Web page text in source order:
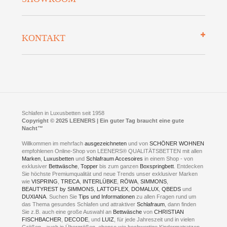
Datenschutz
Preisgarantie
Presse
Jobs
Fotoalbum
Kontakt
KONTAKT
Neuer Showroom für unsere Onlineartikel.
Kontakt via:WhatsApp
Kontakt via:eMail
mögliche Zeiten für eine Showroom Terminreservierung
MO und DI geschlossen
MI - FR 11 bis 17 Uhr
SA 11 bis 15 Uhr
Schlafen in Luxusbetten seit 1958
Copyright © 2025 LEENERS | Ein guter Tag braucht eine gute
Nacht™
Willkommen im mehrfachausgezeichnetenund vonSCHÖNER WOHNEN
empfohlenen Online-Shop von LEENERS® QUALITÄTSBETTEN mit allen
Marken Luxusbetten undSchlafraum Accesoires in einem Shop - von
exklusiver Bettwäsche ,Topper bis zum ganzen Boxspringbett . Entdecken
Sie höchste Premiumqualität und neue Trends unser exklusiver Marken
wieVISPRING ,TRECA INTERLÜBKE RÖWA ,SIMMONS
BEAUTYREST by SIMMONS LATTOFLEX DOMALUX ,QBEDS und
DUXIANA . Suchen SieTips und Informationen zu allen Fragen rund um
das Thema gesundes Schlafen und attraktiverSchlafraum , dann finden
Sie z.B. auch eine große Auswahl an Bettwäsche vonCHRISTIAN
FISCHBACHER
DECODE , und LUIZ , für jede Jahreszeit und in vielen